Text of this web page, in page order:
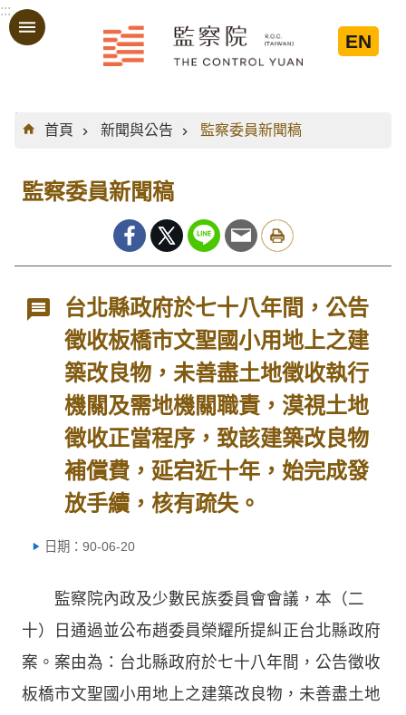
跳到主要內容區塊
:::
EN
:::
首頁
新聞與公告 監察委員新聞稿
監察委員新聞稿
台北縣政府於七十八年間，公告
徵收板橋市文聖國小用地上之建
築改良物，未善盡土地徵收執行
機關及需地機關職責，漠視土地
徵收正當程序，致該建築改良物
補償費，延宕近十年，始完成發
放手續，核有疏失。
日期：90-06-20
監察院內政及少數民族委員會會議，本（二
十）日通過並公布趙委員榮耀所提糾正台北縣政府
案。案由為：台北縣政府於七十八年間，公告徵收
板橋市文聖國小用地上之建築改良物，未善盡土地